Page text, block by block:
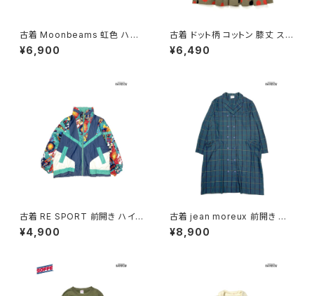
古着 Moonbeams 虹色 ハイ
ネック 総柄 長袖 ニット セータ
ー カラフル 水色 (ttu2501051)
¥6,900
古着 ドット柄 コットン 膝丈 スカ
ート 茶 (ba2607006)
¥6,490
古着 RE SPORT 前開き ハイ
ネック 総柄 ナイロン 長袖 アウ
ター ヘビージャケット 緑 紺 (tt
¥4,900
古着 jean moreux 前開き チェ
ック柄 長袖 アウター テーラード
ライトコート 緑 (ttu2509093)
¥8,900